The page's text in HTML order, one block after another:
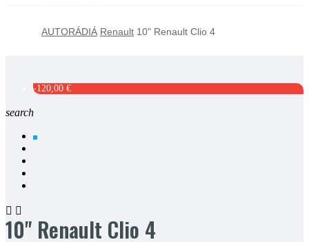
AUTORÁDIÁ Renault 10" Renault Clio 4
-120,00 €
search
 
10" Renault Clio 4